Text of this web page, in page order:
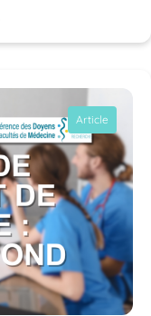
Article